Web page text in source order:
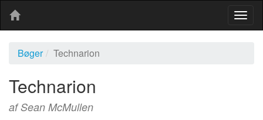
Bøger
Technarion
Technarion
af Sean McMullen